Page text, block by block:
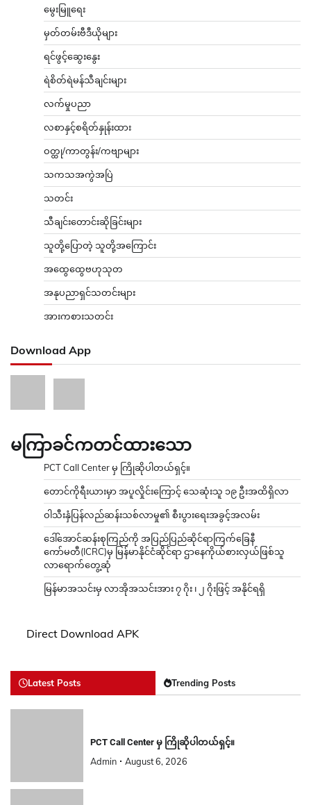
မွေးမြူရေး
မှတ်တမ်းဗီဒီယိုများ
ရင်ဖွင့်ဆွေးနွေး
ရဲစိတ်ရဲမန်သီချင်းများ
လက်မှုပညာ
လစာနှင့်စရိတ်နှုန်းထား
ဝတ္ထု/ကာတွန်း/ကဗျာများ
သကသအကွဲအပြဲ
သတင်း
သီချင်းတောင်းဆိုခြင်းများ
သူတို့ပြောတဲ့ သူတို့အကြောင်း
အထွေထွေဗဟုသုတ
အနုပညာရှင်သတင်းများ
အားကစားသတင်း
Download App
မကြာခင်ကတင်ထားသော
PCT Call Center မှ ကြိုဆိုပါတယ်ရှင့်။
တောင်ကိုရီးယားမှာ အပူလှိုင်းကြောင့် သေဆုံးသူ ၁၉ ဦးအထိရှိလာ
ဝါသီးနှံပြန်လည်ဆန်းသစ်လာမှု၏ စီးပွားရေးအခွင့်အလမ်း
ဒေါ်အောင်ဆန်းစုကြည်ကို အပြည်ပြည်ဆိုင်ရာကြက်ခြေနီ
ကော်မတီ(ICRC)မှ မြန်မာနိုင်ငံဆိုင်ရာ ဌာနေကိုယ်စားလှယ်ဖြစ်သူ
လာရောက်တွေ့ဆုံ
မြန်မာအသင်းမှ လာအိုအသင်းအား ၇ ဂိုး ၊ ၂ ဂိုးဖြင့် အနိုင်ရရှိ
Direct Download APK
Latest Posts Trending Posts
PCT Call Center မှ ကြိုဆိုပါတယ်ရှင့်။
Admin August 6, 2026